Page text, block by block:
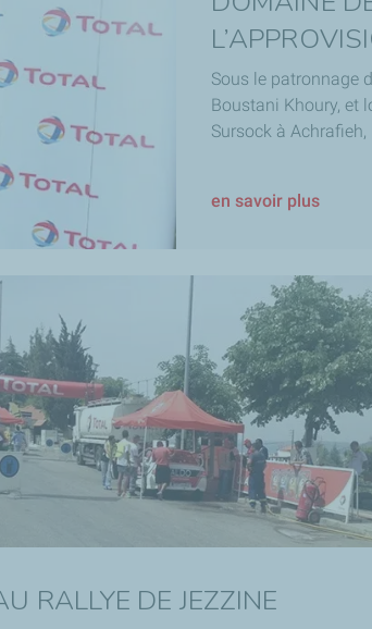
Sous le patronnage
Boustani Khoury, et
Sursock à Achrafieh,
en savoir plus
RALLYE DE JEZZINE